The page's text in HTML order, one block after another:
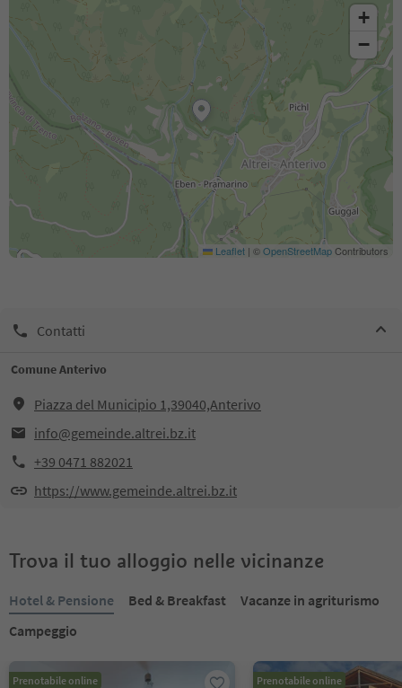
+
−
Leaflet | ©OpenStreetMapContributors
Contatti
Comune Anterivo
Piazza del Municipio 1,39040,Anterivo
info@gemeinde.altrei.bz.it
+39 0471 882021
https://www.gemeinde.altrei.bz.it
Trova il tuo alloggio nelle vicinanze
Hotel & Pensione Bed & Breakfast
Vacanze in agriturismo
Campeggio
Prenotabile online Prenotabile online